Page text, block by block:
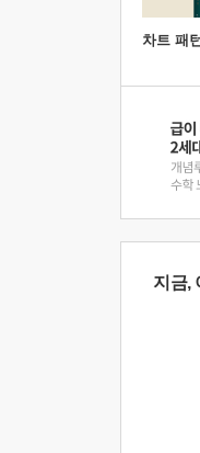
차트 패
지금,